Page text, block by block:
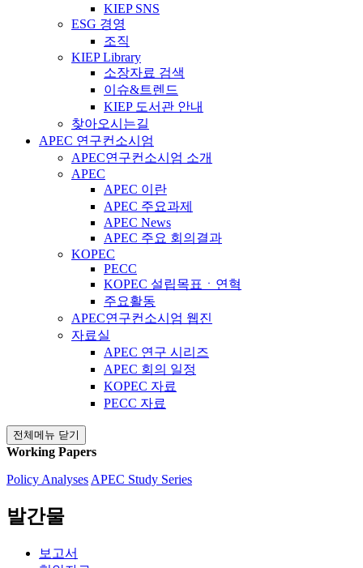
KIEP SNS
ESG 경영
조직
KIEP Library
소장자료 검색
이슈&트렌드
KIEP 도서관 안내
찾아오시는길
APEC 연구컨소시엄
APEC연구컨소시엄 소개
APEC
APEC 이란
APEC 주요과제
APEC News
APEC 주요 회의결과
KOPEC
PECC
KOPEC 설립목표ㆍ연혁
주요활동
APEC연구컨소시엄 웹진
자료실
APEC 연구 시리즈
APEC 회의 일정
KOPEC 자료
PECC 자료
전체메뉴 닫기
Working Papers
Policy Analyses APEC Study Series
발간물
보고서